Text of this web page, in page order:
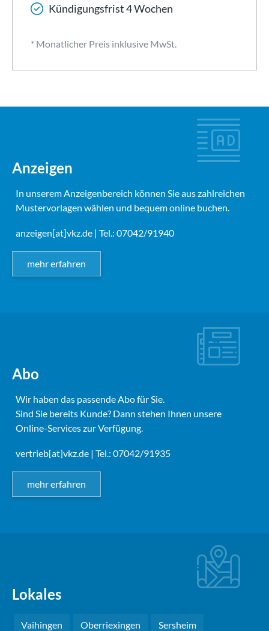
Kündigungsfrist 4 Wochen
* Monatlicher Preis inklusive MwSt.
Anzeigen
In unserem Anzeigenbereich können Sie aus zahlreichen
Mustervorlagen wählen und bequem online buchen.
anzeigen[at]vkz.de | Tel.: 07042/91940
mehr erfahren
Abo
Wir haben das passende Abo für Sie.
Sind Sie bereits Kunde? Dann stehen Ihnen unsere
Online-Services zur Verfügung.
vertrieb[at]vkz.de | Tel.: 07042/91935
mehr erfahren
Lokales
Vaihingen Oberriexingen Sersheim